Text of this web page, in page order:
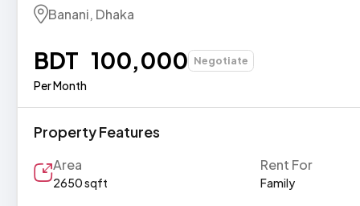
Banani, Dhaka
BDT 100,000 Negotiate
Per Month
Property Features
Area
2650 sqft
Rent For
Family